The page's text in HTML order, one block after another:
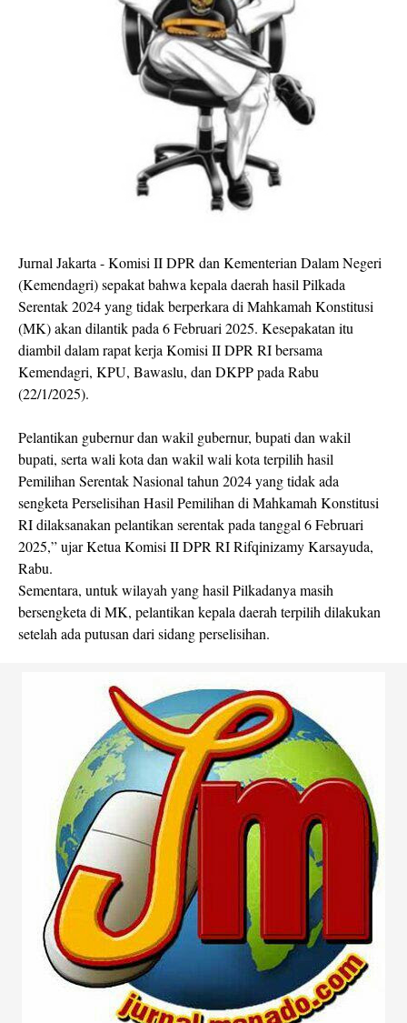
Jurnal Jakarta - Komisi II DPR dan Kementerian Dalam Negeri
(Kemendagri) sepakat bahwa kepala daerah hasil Pilkada
Serentak 2024 yang tidak berperkara di Mahkamah Konstitusi
(MK) akan dilantik pada 6 Februari 2025. Kesepakatan itu
diambil dalam rapat kerja Komisi II DPR RI bersama
Kemendagri, KPU, Bawaslu, dan DKPP pada Rabu
(22/1/2025).
Pelantikan gubernur dan wakil gubernur, bupati dan wakil
bupati, serta wali kota dan wakil wali kota terpilih hasil
Pemilihan Serentak Nasional tahun 2024 yang tidak ada
sengketa Perselisihan Hasil Pemilihan di Mahkamah Konstitusi
RI dilaksanakan pelantikan serentak pada tanggal 6 Februari
2025,” ujar Ketua Komisi II DPR RI Rifqinizamy Karsayuda,
Rabu.
Sementara, untuk wilayah yang hasil Pilkadanya masih
bersengketa di MK, pelantikan kepala daerah terpilih dilakukan
setelah ada putusan dari sidang perselisihan.